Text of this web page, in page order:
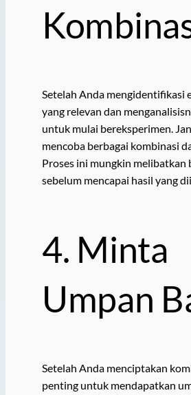
Setelah Anda mengidentifikasi
yang relevan dan
untuk mulai bereksperimen.
mencoba berbagai kombinasi
Proses ini mungkin melibatkan
sebelum mencapai hasil yang
4. Minta
Umpan
Setelah Anda menciptakan
penting untuk mendapatkan